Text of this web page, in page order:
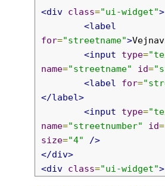
<div class="ui-widget">
<label
for="streetname">
<input
type=
name="streetname" id=
<label
for=
</label>
<input
type=
name="streetnumber" id=
size="4"
/>
</div>
<div class="ui-widget">